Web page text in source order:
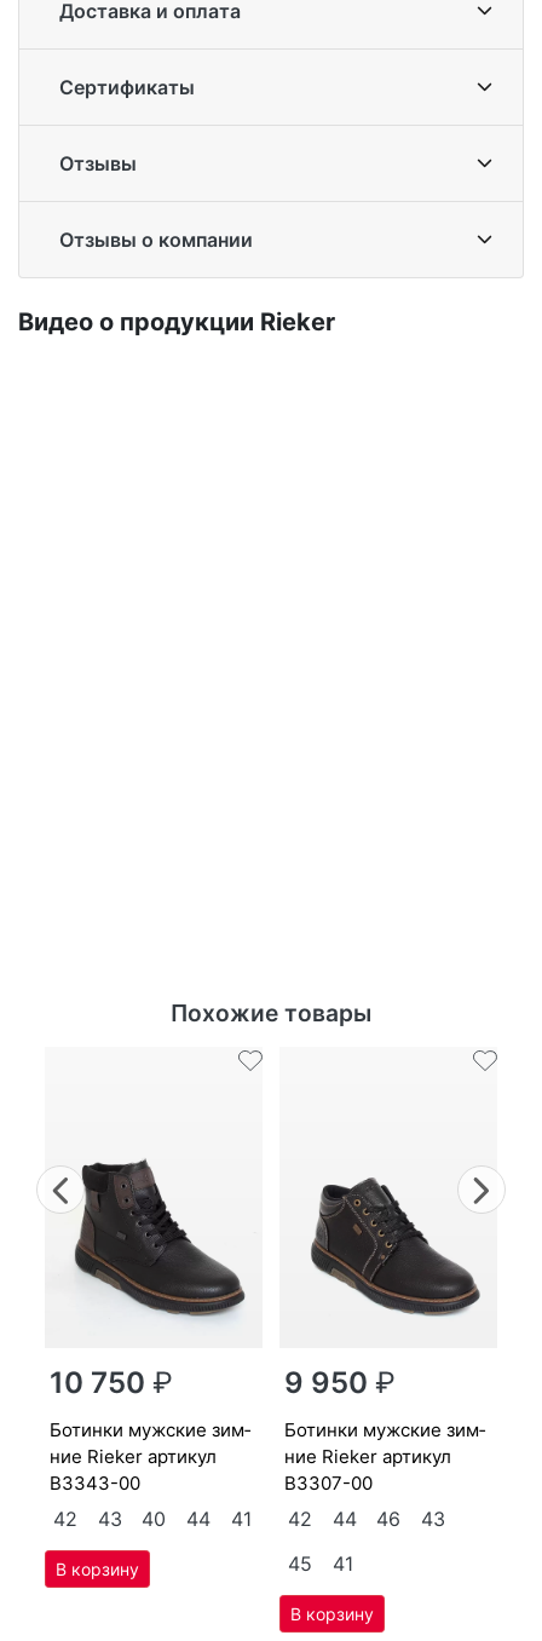
Доставка и оплата
Сертификаты
Отзывы
Отзывы о компании
Ви­део о про­дук­ции Ri­eker
Похожие товары
Previous
10 750₽
бо­тин­ки мужс­кие зим­
ние Ri­eker артикул
B3343-00
42 43 40 44 41
9 950₽
бо­тин­ки мужс­кие зим­
ние Ri­eker артикул
B3307-00
42 44 46
43
45
41